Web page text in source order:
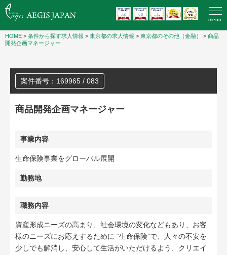
menu
HOME > 条件から探す求人情報 > 東京都の求人情報 > 東京都のその他（金融） > 商品
開発企画マネージャー
案件番号：169965 / 083
商品開発企画マネージャー
事業内容
生命保険事業をグローバル展開
勤務地
職務内容
資産形成ニーズの高まり、社会環境の変化などもあり、お客
様のニーズにお応えするために “生命保険”で、人々の不安を
少しでも解消し、安心して生活がいただけるよう、クリエイ